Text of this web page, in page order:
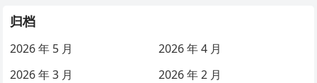
归档
2026 年 5 月
2026 年 4 月
2026 年 3 月
2026 年 2 月